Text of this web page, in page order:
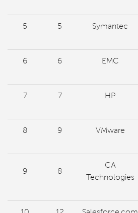
5 5 Symantec
6 6 EMC
7 7 HP
8 9 VMware
9 8
CA
Technologies